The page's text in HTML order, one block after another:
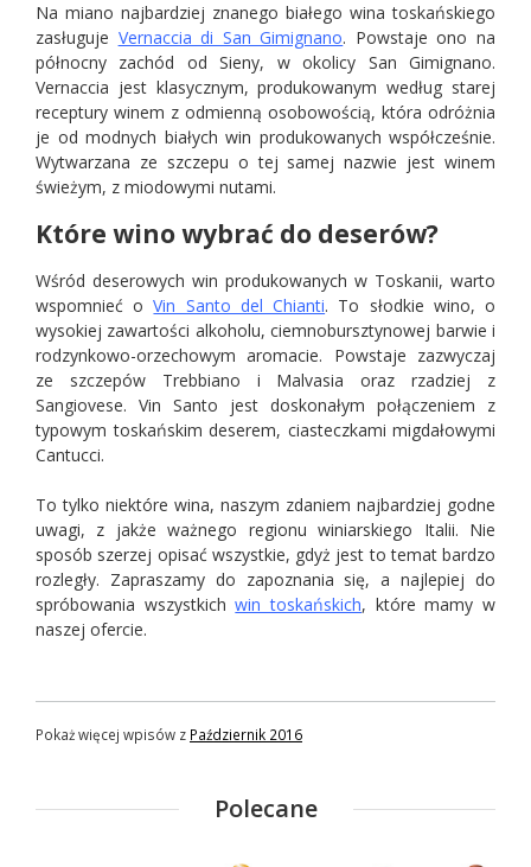
Na miano najbardziej znanego białego wina toskańskiego
zasługuje Vernaccia di San Gimignano. Powstaje ono na
północny zachód od Sieny, w okolicy San Gimignano.
Vernaccia jest klasycznym, produkowanym według starej
receptury winem z odmienną osobowością, która odróżnia
je od modnych białych win produkowanych współcześnie.
Wytwarzana ze szczepu o tej samej nazwie jest winem
świeżym, z miodowymi nutami.
Które wino wybrać do deserów?
Wśród deserowych win produkowanych w Toskanii, warto
wspomnieć oVin Santo del Chianti. To słodkie wino, o
wysokiej zawartości alkoholu, ciemnobursztynowej barwie i
rodzynkowo-orzechowym aromacie. Powstaje zazwyczaj
ze szczepów Trebbiano i Malvasia oraz rzadziej z
Sangiovese. Vin Santo jest doskonałym połączeniem z
typowym toskańskim deserem, ciasteczkami migdałowymi
Cantucci.
To tylko niektóre wina, naszym zdaniem najbardziej godne
uwagi, z jakże ważnego regionu winiarskiego Italii. Nie
sposób szerzej opisać wszystkie, gdyż jest to temat bardzo
rozległy. Zapraszamy do zapoznania się, a najlepiej do
spróbowania wszystkichwin toskańskich, które mamy w
naszej ofercie.
Pokaż więcej wpisów z Październik 2016
Polecane